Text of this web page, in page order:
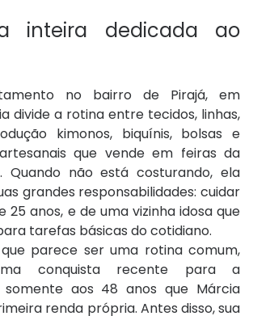
inteira dedicada ao
no bairro de Pirajá, em
divide a rotina entre tecidos, linhas,
kimonos, biquínis, bolsas e
que vende em feiras da
Quando não está costurando, ela
grandes responsabilidades: cuidar
25 anos, e de uma vizinha idosa que
tarefas básicas do cotidiano.
parece ser uma rotina comum,
conquista recente para a
somente aos 48 anos que Márcia
renda própria. Antes disso, sua